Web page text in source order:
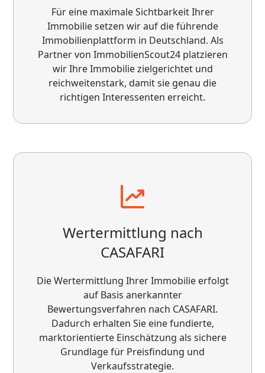
der Start war sehr zuverlässig
Sehr motiviert, kurze Reaktionszeiten
Für eine maximale Sichtbarkeit Ihrer
Immobilie setzen wir auf die führende
Immobilienplattform in Deutschland. Als
Partner von ImmobilienScout24 platzieren
wir Ihre Immobilie zielgerichtet und
reichweitenstark, damit sie genau die
richtigen Interessenten erreicht.
Wertermittlung nach
CASAFARI
Die Wertermittlung Ihrer Immobilie erfolgt
auf Basis anerkannter
Bewertungsverfahren nach CASAFARI.
Dadurch erhalten Sie eine fundierte,
marktorientierte Einschätzung als sichere
Grundlage für Preisfindung und
Verkaufsstrategie.